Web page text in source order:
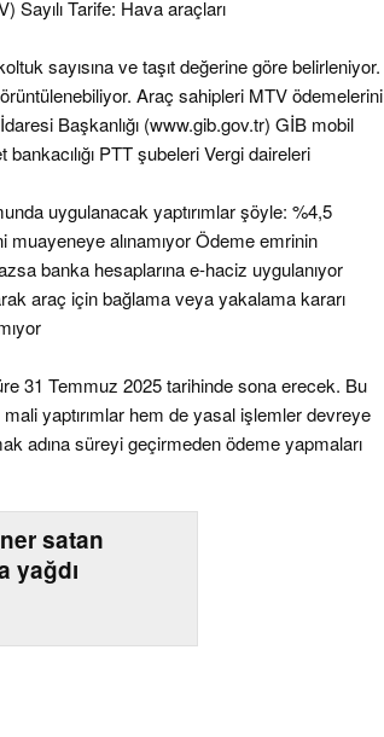
Tarife: Hava araçları
sayısına ve taşıt değerine göre belirleniyor.
Araç sahipleri MTV ödemelerini
Başkanlığı (www.gib.gov.tr) GİB mobil
PTT şubeleri Vergi daireleri
uygulanacak yaptırımlar şöyle: %4,5
muayeneye alınamıyor Ödeme emrinin
banka hesaplarına e-haciz uygulanıyor
araç için bağlama veya yakalama kararı
31 Temmuz 2025 tarihinde sona erecek. Bu
yaptırımlar hem de yasal işlemler devreye
adına süreyi geçirmeden ödeme yapmaları
satan
yağdı